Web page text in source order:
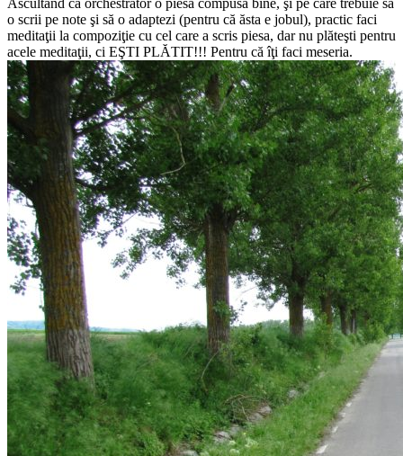
Ascultând ca orchestrator o piesă compusă bine, şi pe care trebuie să
o scrii pe note şi să o adaptezi (pentru că ăsta e jobul), practic faci
meditaţii la compoziţie cu cel care a scris piesa, dar nu plăteşti pentru
acele meditaţii, ci EŞTI PLĂTIT!!! Pentru că îţi faci meseria.